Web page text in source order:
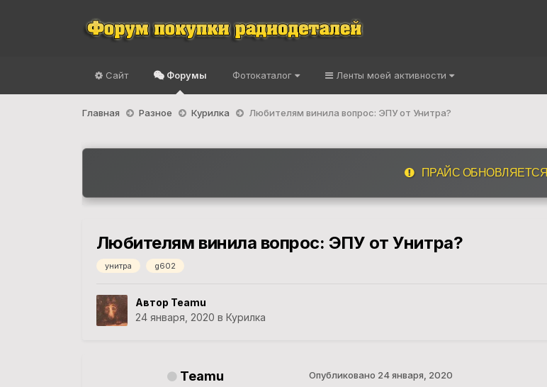
Сайт Форумы Фотокаталог Ленты моей активности
Главная Разное Курилка Любителям винила вопрос: ЭПУ от Унитра?
ПРАЙС ОБНОВЛЯЕТСЯ
Любителям винила вопрос: ЭПУ от Унитра?
унитра g602
Автор Teamu
24 января, 2020 в Курилка
Teamu Опубликовано 24 января, 2020